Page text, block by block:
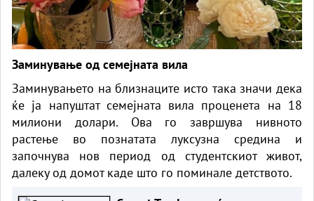
Заминување од семејната вила
Заминувањето на близнаците исто така значи дека
ќе ја напуштат семејната вила проценета на 18
милиони долари. Ова го завршува нивното
растење во познатата луксузна средина и
започнува нов период од студентскиот живот,
далеку од домот каде што го поминале детството.